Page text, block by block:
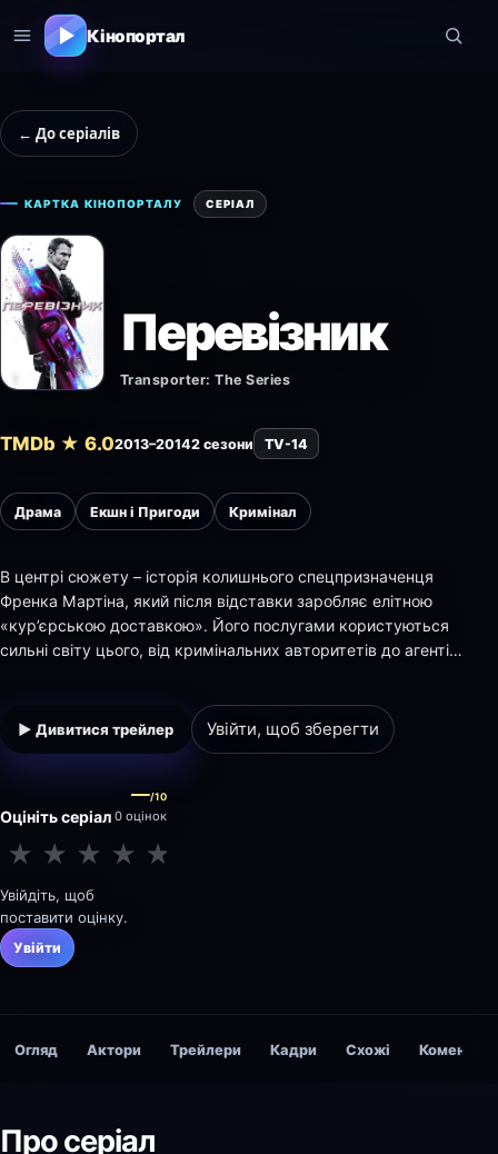
Кінопортал
← До серіалів
КАРТКА КІНОПОРТАЛУ СЕРІАЛ
Перевізник
Transporter: The Series
TMDb ★ 6.02013–20142 сезони TV-14
Драма Екшн і Пригоди Кримінал
В центрі сюжету – історія колишнього спецпризначенця
Френка Мартіна, який після відставки заробляє елітною
«кур’єрською доставкою». Його послугами користуються
сильні світу цього, від кримінальних авторитетів до агентів
навички дозволяють Френку ви…
▶ Дивитися трейлер Увійти, щоб зберегти
Оцініть серіал
—/10
0 оцінок
★ ★ ★ ★ ★
Увійдіть, щоб
поставити оцінку.
Увійти
Огляд Актори Трейлери Кадри Схожі Коментарі
Про серіал